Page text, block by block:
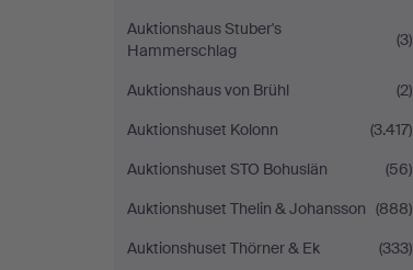
Auktionshaus Stuber's
Hammerschlag
(3)
Auktionshaus von Brühl
(2)
Auktionshuset Kolonn
(3.417)
Auktionshuset STO Bohuslän
(56)
Auktionshuset Thelin & Johansson (888)
Auktionshuset Thörner & Ek
(333)